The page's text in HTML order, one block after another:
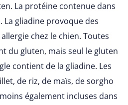
La protéine contenue dans
La gliadine provoque des
chez le chien. Toutes
du gluten, mais seul le gluten
contient de la gliadine. Les
de riz, de maïs, de sorgho
également incluses dans